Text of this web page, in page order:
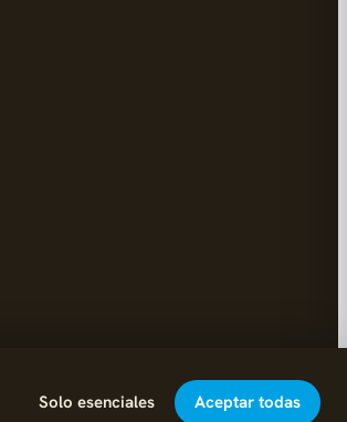
Solo esenciales Aceptar todas